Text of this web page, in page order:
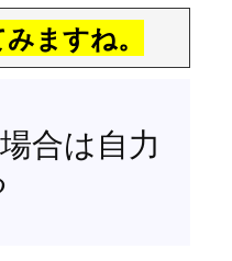
ますね。
合は自力